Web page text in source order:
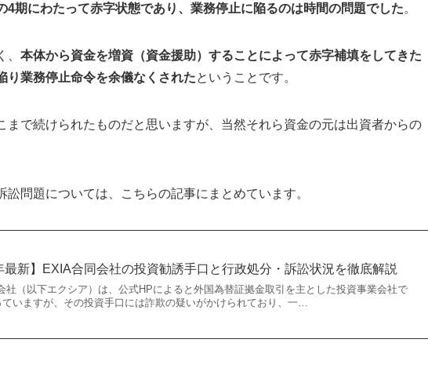
4期にわたって赤字状態であり、業務停止に陥るのは時間の問題でした。
本体から資金を増資（資金援助）することによって赤字補填をしてきた
り業務停止命令を余儀なくされたということです。
まで続けられたものだと思いますが、当然それら資金の元は出資者からの
問題については、こちらの記事にまとめています。
最新】EXIA合同会社の投資勧誘手口と行政処分・訴訟状況を徹底解説
社（以下エクシア）は、公式HPによると外国為替証拠金取引を主とした投資事業会社で
ていますが、その投資手口には詐欺の疑いがかけられており、一…